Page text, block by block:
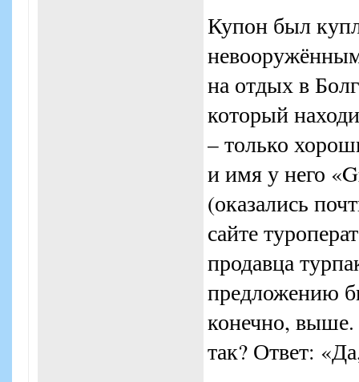
Купон был
на отдых в
который
– только
и имя у него
(оказались
сайте
продавца
предложению
конечно,
так? Ответ: